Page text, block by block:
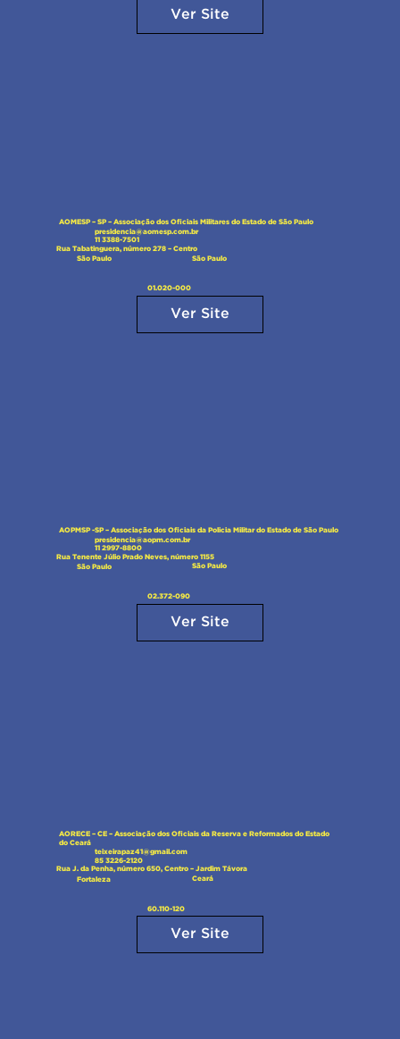
Ver Site
AOMESP – SP – Associação dos Oficiais Militares do Estado de São Paulo
presidencia@aomesp.com.br
11 3388-7501
Rua Tabatinguera, número 278 – Centro
São Paulo
São Paulo
01.020-000
Ver Site
AOPMSP -SP – Associação dos Oficiais da Policia Militar do Estado de São Paulo
presidencia@aopm.com.br
11 2997-8800
Rua Tenente Júlio Prado Neves, número 1155
São Paulo
São Paulo
02.372-090
Ver Site
AORECE – CE – Associação dos Oficiais da Reserva e Reformados do Estado
do Ceará
teixeirapaz41@gmail.com
85 3226-2120
Rua J. da Penha, número 650, Centro – Jardim Távora
Fortaleza
Ceará
60.110-120
Ver Site